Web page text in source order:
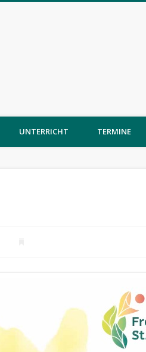
UNTERRICHT TERMINE